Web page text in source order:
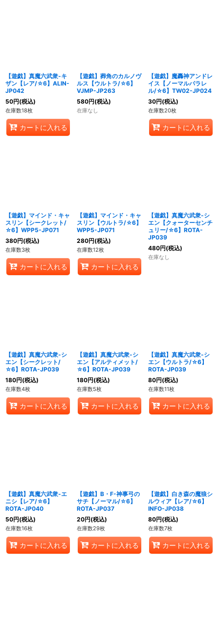
【遊戯】真魔六武衆-キ
ザン【レア/☆6】ALIN-
JP042
50円(税込)
在庫数18枚
カートに入れる
【遊戯】葬角のカルノヴ
ルス【ウルトラ/☆6】
VJMP-JP263
580円(税込)
在庫なし
【遊戯】魔轟神アンドレ
イス【ノーマルパラレ
ル/☆6】TW02-JP024
30円(税込)
在庫数20枚
カートに入れる
【遊戯】マインド・キャ
スリン【シークレット/
☆6】WPP5-JP071
380円(税込)
在庫数3枚
カートに入れる
【遊戯】マインド・キャ
スリン【ウルトラ/☆6】
WPP5-JP071
280円(税込)
在庫数12枚
カートに入れる
【遊戯】真魔六武衆-シ
エン【クォーターセンチ
ュリー/☆6】ROTA-
JP039
480円(税込)
在庫なし
【遊戯】真魔六武衆-シ
エン【シークレット/
☆6】ROTA-JP039
180円(税込)
在庫数4枚
カートに入れる
【遊戯】真魔六武衆-シ
エン【アルティメット/
☆6】ROTA-JP039
180円(税込)
在庫数5枚
カートに入れる
【遊戯】真魔六武衆-シ
エン【ウルトラ/☆6】
ROTA-JP039
80円(税込)
在庫数11枚
カートに入れる
【遊戯】真魔六武衆-エ
ニシ【レア/☆6】
ROTA-JP040
50円(税込)
在庫数16枚
カートに入れる
【遊戯】B・F-神事弓の
サチ【ノーマル/☆6】
ROTA-JP037
20円(税込)
在庫数29枚
カートに入れる
【遊戯】白き森の魔狼シ
ルウィア【レア/☆6】
INFO-JP038
80円(税込)
在庫数7枚
カートに入れる